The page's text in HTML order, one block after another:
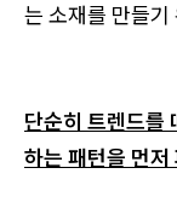
는 소재를 만들
단순히 트렌드를
하는 패턴을 먼